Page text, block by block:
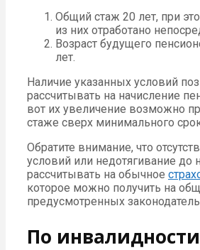
Общий стаж 20 лет, при
из них отработано
Возраст будущего
лет.
Наличие указанных условий
рассчитывать на начисление
вот их увеличение возможно
стаже сверх минимального
Обратите внимание, что
условий или недотягивание до
рассчитывать на обычное
которое можно получить на
предусмотренных
По инвалидности